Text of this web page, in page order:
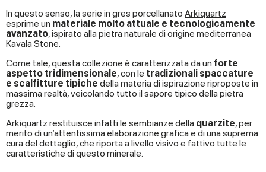
In questo senso, la serie in gres porcellanato Arkiquartz
esprime un materiale molto attuale e tecnologicamente
avanzato, ispirato alla pietra naturale di origine mediterranea
Kavala Stone.
Come tale, questa collezione è caratterizzata da un forte
aspetto tridimensionale, con le tradizionali spaccature
e scalfitture tipiche della materia di ispirazione riproposte in
massima realtà, veicolando tutto il sapore tipico della pietra
grezza.
Arkiquartz restituisce infatti le sembianze della quarzite, per
merito di un’attentissima elaborazione grafica e di una suprema ​​
cura del dettaglio, che riporta a livello visivo e fattivo tutte le
caratteristiche di questo minerale.